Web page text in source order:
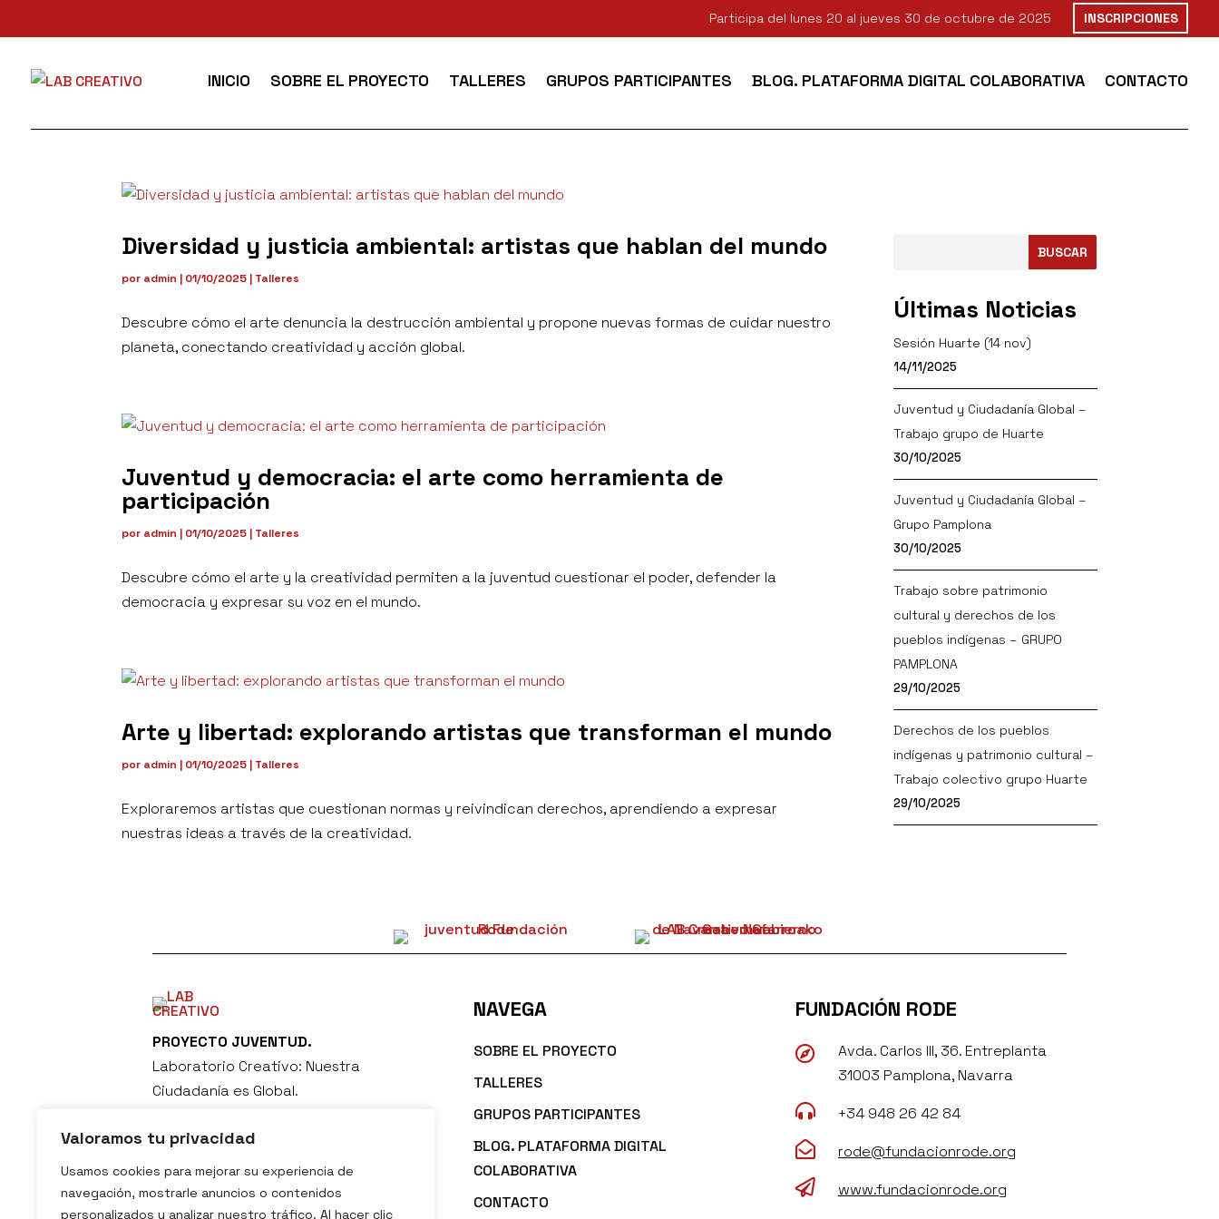
Valoramos tu privacidad
Usamos cookies para mejorar su experiencia de
navegación, mostrarle anuncios o contenidos
personalizados y analizar nuestro tráfico. Al hacer clic
Participa del lunes 20 al jueves 30 de octubre de 2025 INSCRIPCIONES
INICIO SOBRE EL PROYECTO TALLERES GRUPOS PARTICIPANTES BLOG. PLATAFORMA DIGITAL COLABORATIVA CONTACTO
Diversidad y justicia ambiental: artistas que hablan del mundo
por admin | 01/10/2025 | Talleres
Descubre cómo el arte denuncia la destrucción ambiental y propone nuevas formas de cuidar nuestro
planeta, conectando creatividad y acción global.
Juventud y democracia: el arte como herramienta de
participación
por admin | 01/10/2025 | Talleres
Descubre cómo el arte y la creatividad permiten a la juventud cuestionar el poder, defender la
democracia y expresar su voz en el mundo.
Arte y libertad: explorando artistas que transforman el mundo
por admin | 01/10/2025 | Talleres
Exploraremos artistas que cuestionan normas y reivindican derechos, aprendiendo a expresar
nuestras ideas a través de la creatividad.
BUSCAR
Últimas Noticias
Sesión Huarte (14 nov)
14/11/2025
Juventud y Ciudadanía Global –
Trabajo grupo de Huarte
30/10/2025
Juventud y Ciudadanía Global –
Grupo Pamplona
30/10/2025
Trabajo sobre patrimonio
cultural y derechos de los
pueblos indígenas – GRUPO
PAMPLONA
29/10/2025
Derechos de los pueblos
indígenas y patrimonio cultural –
Trabajo colectivo grupo Huarte
29/10/2025
PROYECTO JUVENTUD.
Laboratorio Creativo: Nuestra
Ciudadanía es Global.
NAVEGA
SOBRE EL PROYECTO
TALLERES
GRUPOS PARTICIPANTES
BLOG. PLATAFORMA DIGITAL
COLABORATIVA
CONTACTO
FUNDACIÓN RODE

Avda. Carlos III, 36. Entreplanta
31003 Pamplona, Navarra
 +34 948 26 42 84
 rode@fundacionrode.org
 www.fundacionrode.org